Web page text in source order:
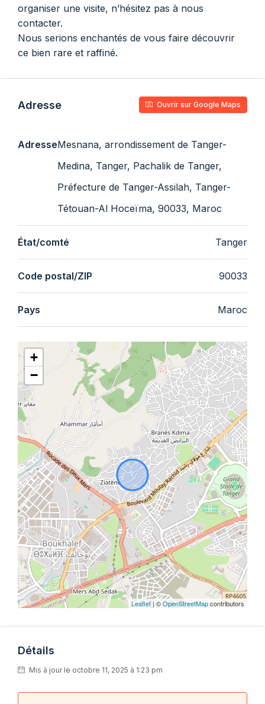
organiser une visite, n’hésitez pas à nous
contacter.
Nous serions enchantés de vous faire découvrir
ce bien rare et raffiné.
Adresse Ouvrir sur Google Maps
AdresseMesnana, arrondissement de Tanger-
Medina, Tanger, Pachalik de Tanger,
Préfecture de Tanger-Assilah, Tanger-
Tétouan-Al Hoceïma, 90033, Maroc
État/comté Tanger
Code postal/ZIP 90033
Pays Maroc
+
−
Leaflet | ©OpenStreetMapcontributors
Détails
Mis à jour le octobre 11, 2025 à 1:23 pm